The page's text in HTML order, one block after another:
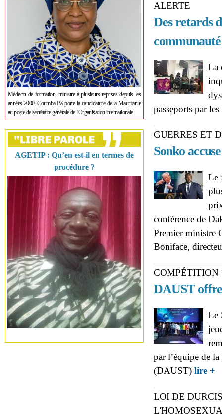
Médecin de formation, ministre à plusieurs reprises depuis les
années 2000, Coumba Bâ porte la candidature de la Mauritanie
au poste de secrétaire générale de l'Organisation internationale
AGETIP : Qu’en est-il en termes de
procédure ?
ALERTE
Des retards
communauté
La
passeports par
GUERRES ET
Sonko
Le
conférence de
Premier ministre
Boniface,
DAUST
Le
par l’équipe de
(DAUST) lire +
LOI DE